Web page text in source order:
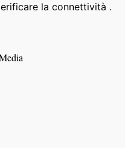
la connettività .